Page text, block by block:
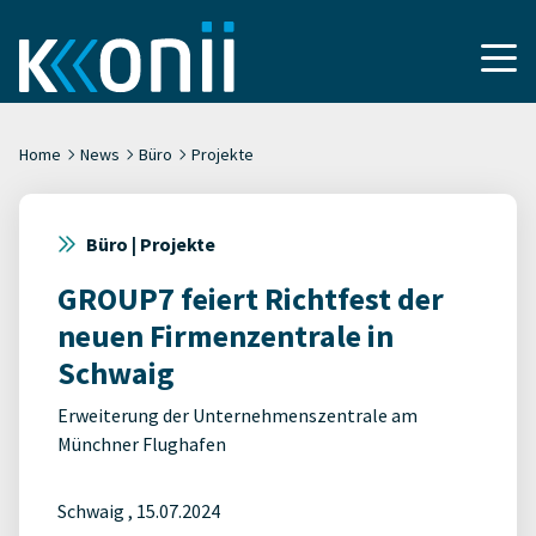
Home News Büro Projekte
Büro | Projekte
GROUP7 feiert Richtfest der
neuen Firmenzentrale in
Schwaig
Erweiterung der Unternehmenszentrale am
Münchner Flughafen
Schwaig , 15.07.2024